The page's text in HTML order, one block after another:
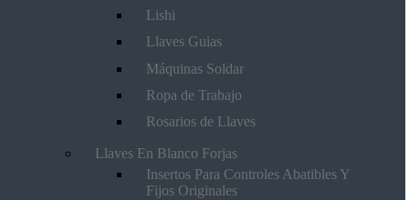
Lishi
Llaves Guias
Máquinas Soldar
Ropa de Trabajo
Rosarios de Llaves
Llaves En Blanco Forjas
Insertos Para Controles Abatibles Y
Fijos Originales